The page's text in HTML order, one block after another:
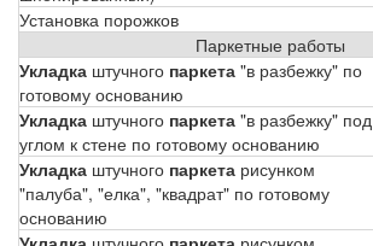
Установка порожков
Паркетные работы
Укладка штучного паркета "в разбежку" по
готовому основанию
Укладка штучного паркета "в разбежку" под
углом к стене по готовому основанию
Укладка штучного паркета рисунком
"палуба", "елка", "квадрат" по готовому
основанию